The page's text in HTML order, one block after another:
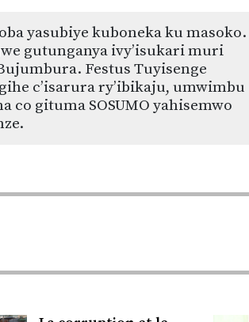
yasubiye kuboneka ku masoko.
gutunganya ivy’isukari muri
Festus Tuyisenge
c’isarura ry’ibikaju, umwimbu
co gituma SOSUMO yahisemwo